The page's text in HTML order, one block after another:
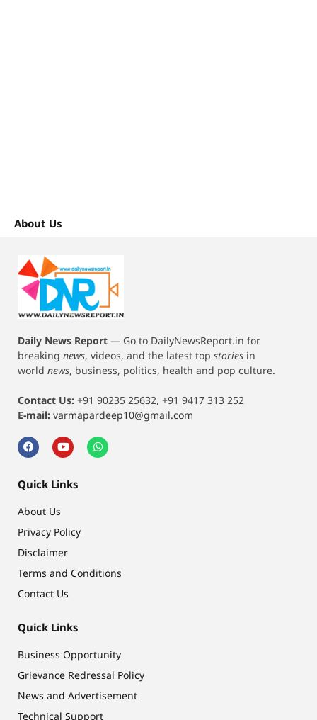
About Us
Daily News Report — Go to DailyNewsReport.in for
breaking news, videos, and the latest top stories in
world news, business, politics, health and pop culture.
Contact Us: +91 90235 25632, +91 9417 313 252
E-mail: varmapardeep10@gmail.com
Quick Links
About Us
Privacy Policy
Disclaimer
Terms and Conditions
Contact Us
Quick Links
Business Opportunity
Grievance Redressal Policy
News and Advertisement
Technical Support